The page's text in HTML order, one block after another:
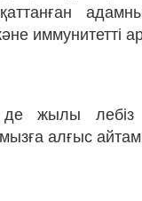
иммунитетті
жылы лебіз
алғыс